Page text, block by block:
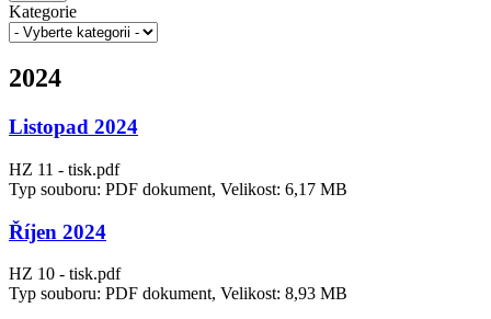
Kategorie
2024
Listopad 2024
HZ 11 - tisk.pdf
Typ souboru: PDF dokument, Velikost: 6,17 MB
Říjen 2024
HZ 10 - tisk.pdf
Typ souboru: PDF dokument, Velikost: 8,93 MB